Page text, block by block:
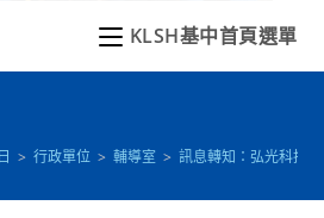
KLSH基中首頁選單
> 行政單位 > 輔導室 > 訊息轉知：弘光科技